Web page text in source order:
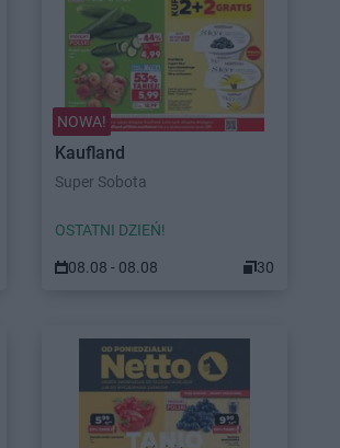
NOWA!
Kaufland
Super Sobota
OSTATNI DZIEŃ!
08.08 - 08.08 30